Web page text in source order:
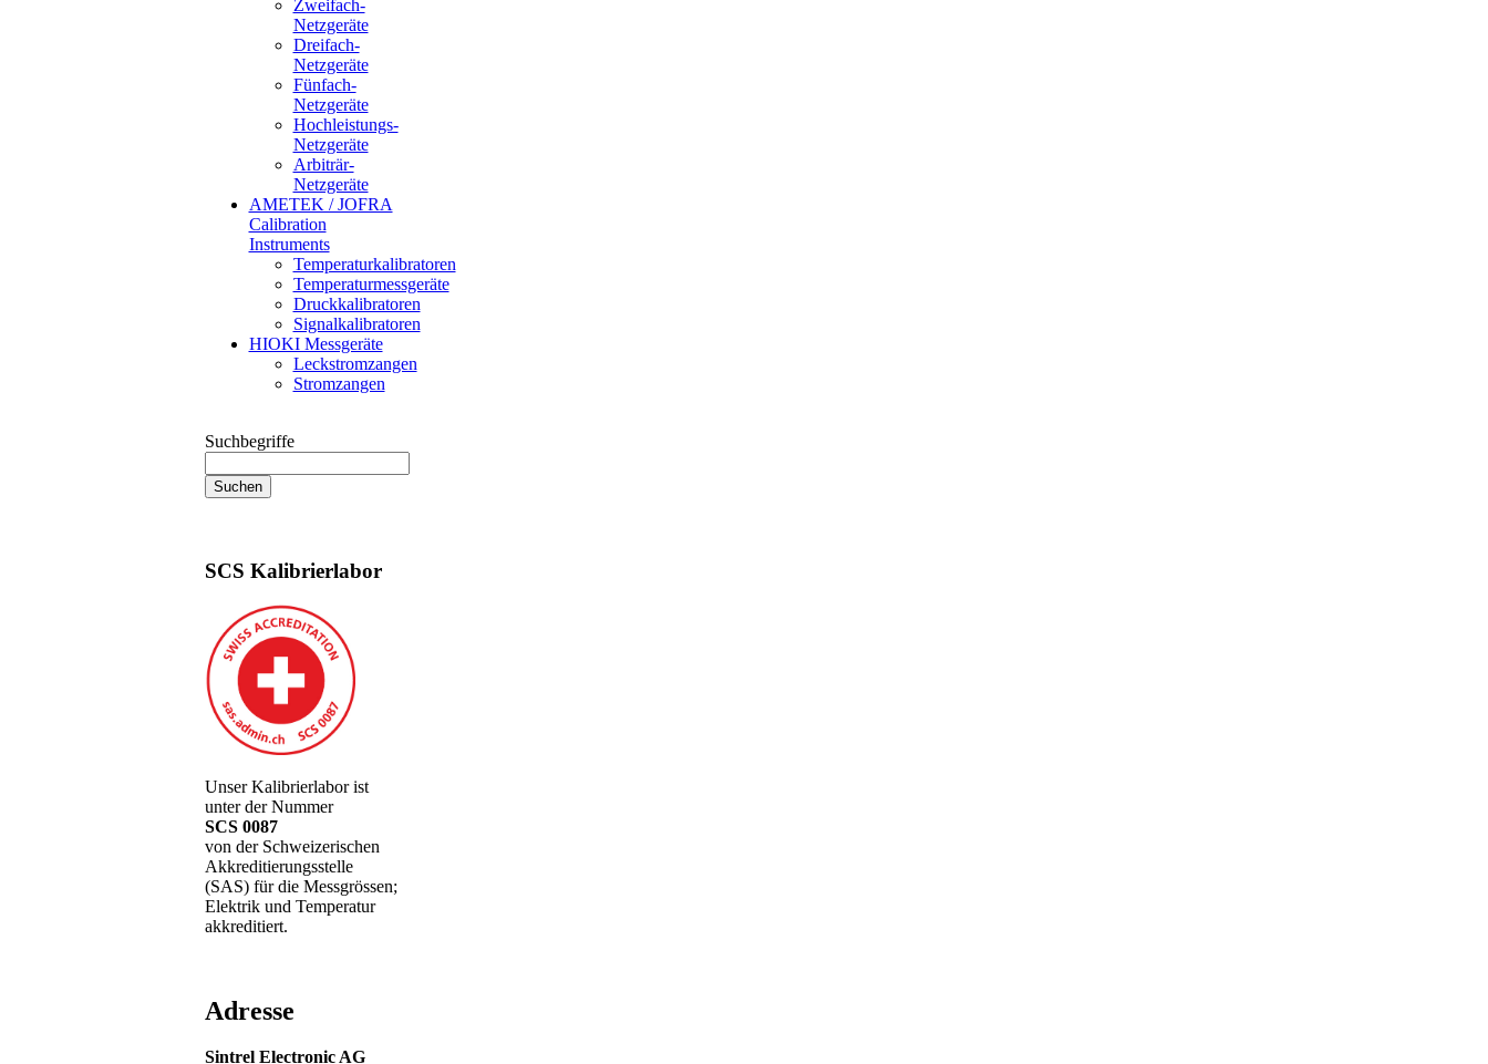
Zweifach-
Netzgeräte
Dreifach-
Netzgeräte
Fünfach-
Netzgeräte
Hochleistungs-
Netzgeräte
Arbiträr-
Netzgeräte
AMETEK / JOFRA
Calibration
Instruments
Temperaturkalibratoren
Temperaturmessgeräte
Druckkalibratoren
Signalkalibratoren
HIOKI Messgeräte
Leckstromzangen
Stromzangen
Suchbegriffe
SCS Kalibrierlabor
Unser Kalibrierlabor ist
unter der Nummer
SCS 0087
von der Schweizerischen
Akkreditierungsstelle
(SAS) für die Messgrössen;
Elektrik und Temperatur
akkreditiert.
Adresse
Sintrel Electronic AG